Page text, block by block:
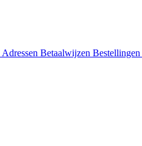
Adressen Betaalwijzen Bestellingen